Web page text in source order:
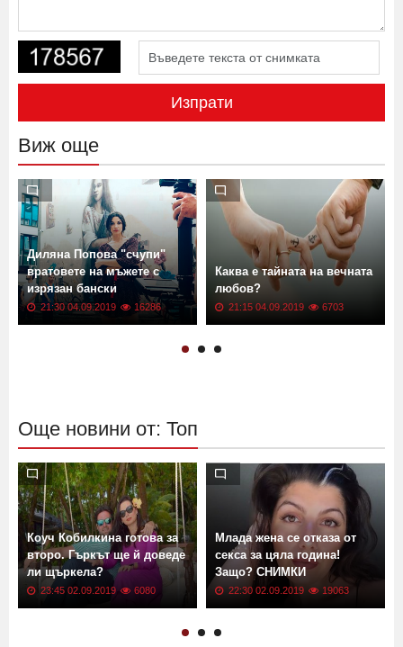
Изпрати
Виж още
Диляна Попова "счупи"
вратовете на мъжете с
изрязан бански
21:30 04.09.2019 16286
Каква е тайната на вечната
любов?
21:15 04.09.2019 6703
Още новини от: Топ
Коуч Кобилкина готова за
второ. Гъркът ще й доведе
ли щъркела?
23:45 02.09.2019 6080
Млада жена се отказа от
секса за цяла година!
Защо? СНИМКИ
22:30 02.09.2019 19063